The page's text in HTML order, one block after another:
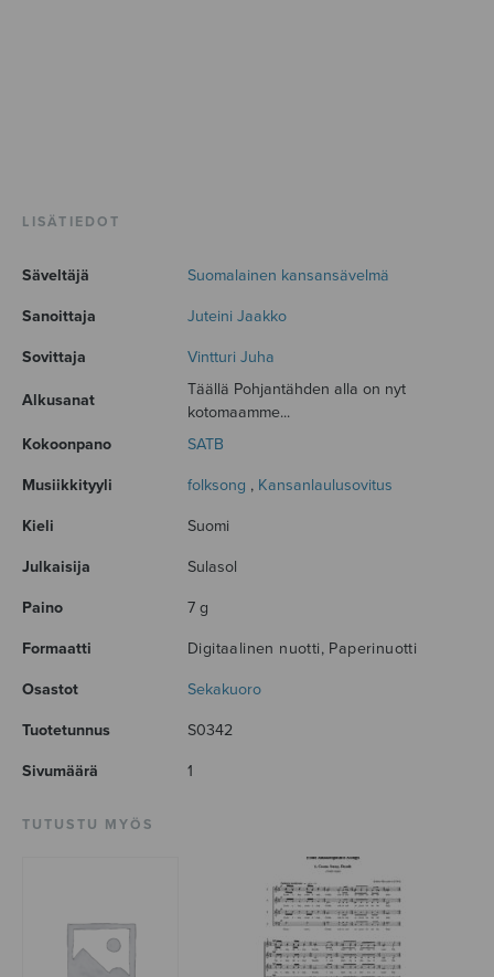
LISÄTIEDOT
Säveltäjä Suomalainen kansansävelmä
Sanoittaja Juteini Jaakko
Sovittaja Vintturi Juha
Alkusanat
Täällä Pohjantähden alla on nyt
kotomaamme...
Kokoonpano
SATB
Musiikkityyli folksong , Kansanlaulusovitus
Kieli Suomi
Julkaisija Sulasol
Paino 7 g
Formaatti Digitaalinen nuotti, Paperinuotti
Osastot Sekakuoro
Tuotetunnus S0342
Sivumäärä 1
TUTUSTU MYÖS